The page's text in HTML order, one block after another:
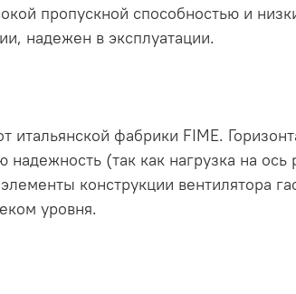
пропускной способностью и
надежен в эксплуатации.
итальянской фабрики FIME.
(так как нагрузка на
конструкции вентилятора
уровня.